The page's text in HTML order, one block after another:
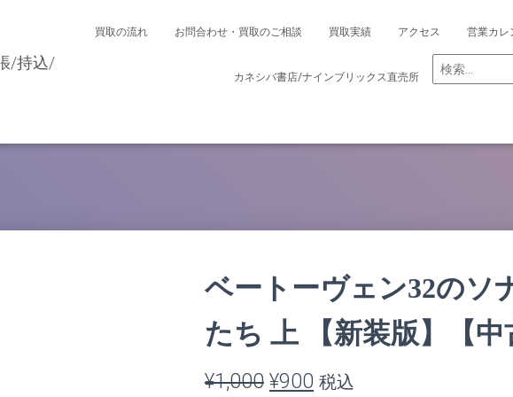
買取の流れ お問合わせ・買取のご相談 買取実績 アクセス 営業カレ
カネシバ書店/ナインブリックス直売所
検
索:
ベートーヴェン32のソ
たち 上 【新装版】【中
¥1,000 元
¥900 現
税込